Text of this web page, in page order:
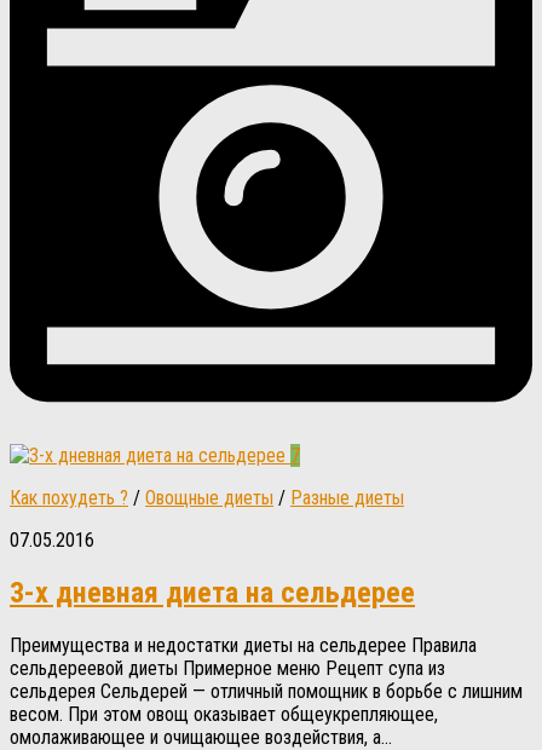
7
Как похудеть ? / Овощные диеты / Разные диеты
07.05.2016
3-х дневная диета на сельдерее
Преимущества и недостатки диеты на сельдерее Правила
сельдереевой диеты Примерное меню Рецепт супа из
сельдерея Сельдерей — отличный помощник в борьбе с лишним
весом. При этом овощ оказывает общеукрепляющее,
омолаживающее и очищающее воздействия, а...